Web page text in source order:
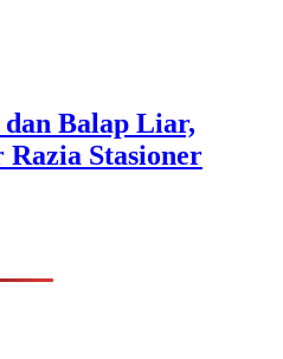
Balap Liar,
Stasioner